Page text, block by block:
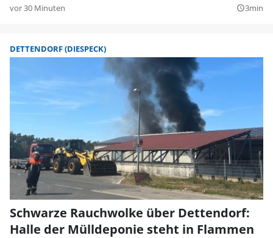
vor 30 Minuten query_builder3min
DETTENDORF (DIESPECK)
Schwarze Rauchwolke über Dettendorf:
Halle der Mülldeponie steht in Flammen